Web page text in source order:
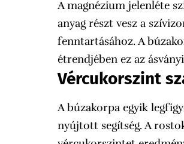
A magnézium jelenléte
anyag részt vesz a
fenntartásához. A
étrendjében ez az
Vércukorszint
A búzakorpa egyik
nyújtott segítség. A